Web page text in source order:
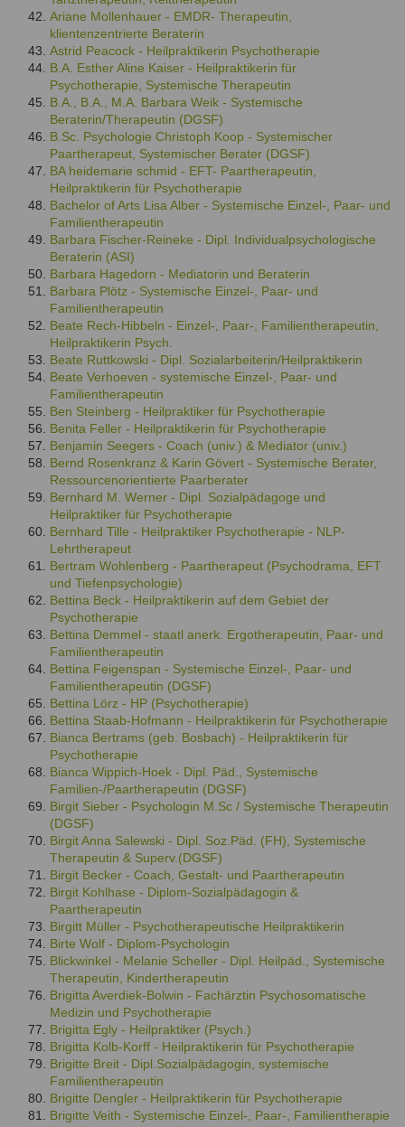
Ariane Mollenhauer - EMDR- Therapeutin,
klientenzentrierte Beraterin
Astrid Peacock - Heilpraktikerin Psychotherapie
B.A. Esther Aline Kaiser - Heilpraktikerin für
Psychotherapie, Systemische Therapeutin
B.A., B.A., M.A. Barbara Weik - Systemische
Beraterin/Therapeutin (DGSF)
B.Sc. Psychologie Christoph Koop - Systemischer
Paartherapeut, Systemischer Berater (DGSF)
BA heidemarie schmid - EFT- Paartherapeutin,
Heilpraktikerin für Psychotherapie
Bachelor of Arts Lisa Alber - Systemische Einzel-, Paar- und
Familientherapeutin
Barbara Fischer-Reineke - Dipl. Individualpsychologische
Beraterin (ASI)
Barbara Hagedorn - Mediatorin und Beraterin
Barbara Plötz - Systemische Einzel-, Paar- und
Familientherapeutin
Beate Rech-Hibbeln - Einzel-, Paar-, Familientherapeutin,
Heilpraktikerin Psych.
Beate Ruttkowski - Dipl. Sozialarbeiterin/Heilpraktikerin
Beate Verhoeven - systemische Einzel-, Paar- und
Familientherapeutin
Ben Steinberg - Heilpraktiker für Psychotherapie
Benita Feller - Heilpraktikerin für Psychotherapie
Benjamin Seegers - Coach (univ.) & Mediator (univ.)
Bernd Rosenkranz & Karin Gövert - Systemische Berater,
Ressourcenorientierte Paarberater
Bernhard M. Werner - Dipl. Sozialpädagoge und
Heilpraktiker für Psychotherapie
Bernhard Tille - Heilpraktiker Psychotherapie - NLP-
Lehrtherapeut
Bertram Wohlenberg - Paartherapeut (Psychodrama, EFT
und Tiefenpsychologie)
Bettina Beck - Heilpraktikerin auf dem Gebiet der
Psychotherapie
Bettina Demmel - staatl anerk. Ergotherapeutin, Paar- und
Familientherapeutin
Bettina Feigenspan - Systemische Einzel-, Paar- und
Familientherapeutin (DGSF)
Bettina Lörz - HP (Psychotherapie)
Bettina Staab-Hofmann - Heilpraktikerin für Psychotherapie
Bianca Bertrams (geb. Bosbach) - Heilpraktikerin für
Psychotherapie
Bianca Wippich-Hoek - Dipl. Päd., Systemische
Familien-/Paartherapeutin (DGSF)
Birgit Sieber - Psychologin M.Sc / Systemische Therapeutin
(DGSF)
Birgit Anna Salewski - Dipl. Soz.Päd. (FH), Systemische
Therapeutin & Superv.(DGSF)
Birgit Becker - Coach, Gestalt- und Paartherapeutin
Birgit Kohlhase - Diplom-Sozialpädagogin &
Paartherapeutin
Birgitt Müller - Psychotherapeutische Heilpraktikerin
Birte Wolf - Diplom-Psychologin
Blickwinkel - Melanie Scheller - Dipl. Heilpäd., Systemische
Therapeutin, Kindertherapeutin
Brigitta Averdiek-Bolwin - Fachärztin Psychosomatische
Medizin und Psychotherapie
Brigitta Egly - Heilpraktiker (Psych.)
Brigitta Kolb-Korff - Heilpraktikerin für Psychotherapie
Brigitte Breit - Dipl.Sozialpädagogin, systemische
Familientherapeutin
Brigitte Dengler - Heilpraktikerin für Psychotherapie
Brigitte Veith - Systemische Einzel-, Paar-, Familientherapie